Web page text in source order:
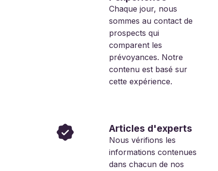
Chaque jour, nous
sommes au contact de
prospects qui
comparent les
prévoyances. Notre
contenu est basé sur
cette expérience.
Articles d'experts
Nous vérifions les
informations contenues
dans chacun de nos